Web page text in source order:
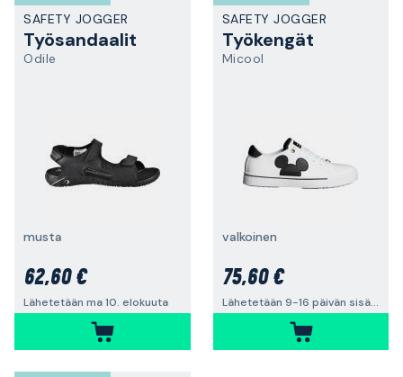
SAFETY JOGGER
Työsandaalit
Odile
musta
62,60 €
Lähetetään ma 10. elokuuta
SAFETY JOGGER
Työkengät
Micool
valkoinen
75,60 €
Lähetetään 9-16 päivän sisällä